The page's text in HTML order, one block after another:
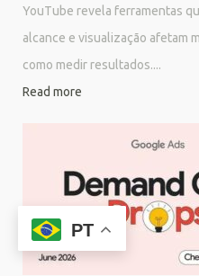
YouTube revela ferramentas
alcance e visualização afetam
como medir resultados....
Read more
PT